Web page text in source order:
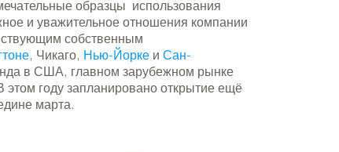
образцы использования
и уважительное отношения компании
собственным
, Чикаго, Нью-Йорке и Сан-
в США, главном зарубежном рынке
году запланировано открытие ещё
марта.